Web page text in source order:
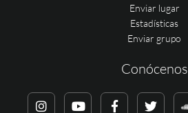
Enviar lugar
Estadísticas
Enviar grupo
Conócenos